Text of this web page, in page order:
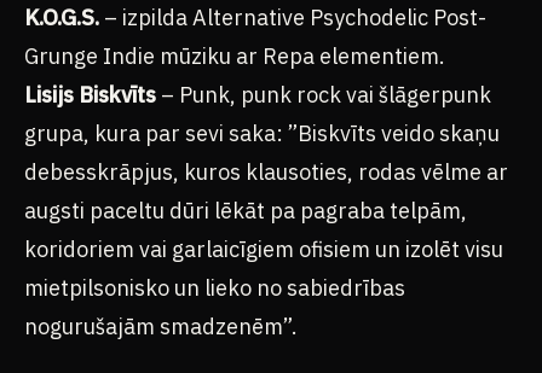
K.O.G.S. – izpilda Alternative Psychodelic Post-
Grunge Indie mūziku ar Repa elementiem.
Lisijs Biskvīts – Punk, punk rock vai šlāgerpunk
grupa, kura par sevi saka: ”Biskvīts veido skaņu
debesskrāpjus, kuros klausoties, rodas vēlme ar
augsti paceltu dūri lēkāt pa pagraba telpām,
koridoriem vai garlaicīgiem ofisiem un izolēt visu
mietpilsonisko un lieko no sabiedrības
nogurušajām smadzenēm”.